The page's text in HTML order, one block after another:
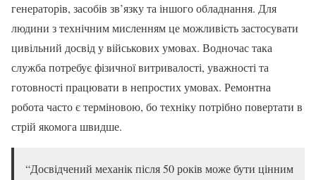
генераторів, засобів зв’язку та іншого обладнання. Для
людини з технічним мисленням це можливість застосувати
цивільний досвід у військових умовах. Водночас така
служба потребує фізичної витривалості, уважності та
готовності працювати в непростих умовах. Ремонтна
робота часто є терміновою, бо техніку потрібно повертати в
стрій якомога швидше.
“Досвідчений механік після 50 років може бути цінним